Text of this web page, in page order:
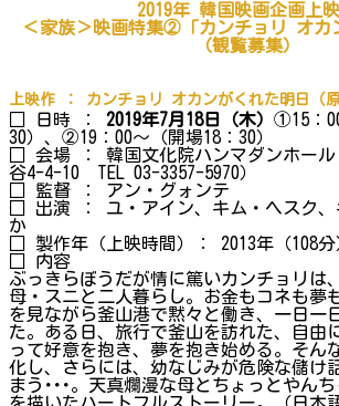
2019年 韓国映画企画上
＜家族＞映画特集② 「カンチョリ オカ
（観覧募集）
上映作 ： カンチョリ オカンがくれた明日 （
□ 日時 ： 2019年7月18日（木） ①15：
30）、②19：00～（開場18：30）
□ 会場 ： 韓国文化院ハンマダンホール
谷4-4-10 TEL 03-3357-5970）
□ 監督 ： アン・グォンテ
□ 出演 ： ユ・アイン、キム・ヘスク、
か
□ 製作年（上映時間）： 2013年（108分
□ 内容
ぶっきらぼうだが情に篤いカンチョリは
母・スニと二人暮らし。お金もコネも夢
を見ながら釜山港で黙々と働き、一日一
た。ある日、旅行で釜山を訪れた、自由
って好意を抱き、夢を抱き始める。そん
化し、さらには、幼なじみが危険な儲け
まう･･･。天真爛漫な母とちょっとやん